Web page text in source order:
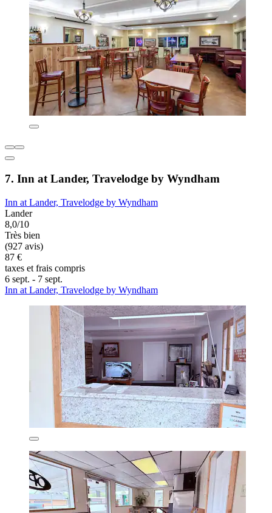
7. Inn at Lander, Travelodge by Wyndham
Inn at Lander, Travelodge by Wyndham
Lander
8,0/10
Très bien
(927 avis)
87 €
taxes et frais compris
6 sept. - 7 sept.
Inn at Lander, Travelodge by Wyndham